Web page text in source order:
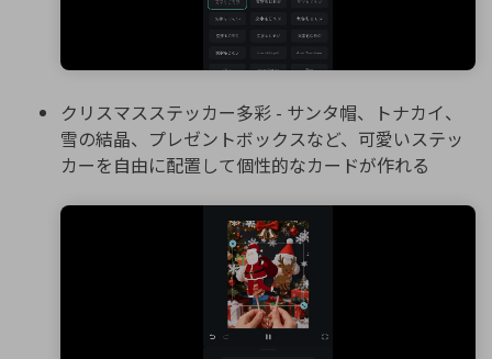
クリスマスステッカー多彩 - サンタ帽、トナカイ、
雪の結晶、プレゼントボックスなど、可愛いステッ
カーを自由に配置して個性的なカードが作れる